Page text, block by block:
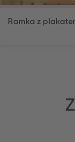
Ramka z